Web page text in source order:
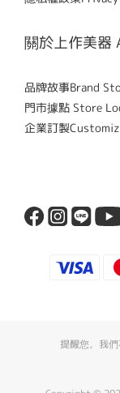
關於上作美器
品牌故事Brand
門市據點 Store
企業訂製
提醒您，我